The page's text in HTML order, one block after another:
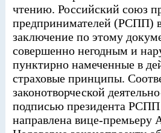
чтению. Российский союз
предпринимателей (РСПП)
заключение по этому
совершенно негодным и
пунктирно намеченные в
страховые принципы.
законотворческой
подписью президента
направлена вице-премьеру